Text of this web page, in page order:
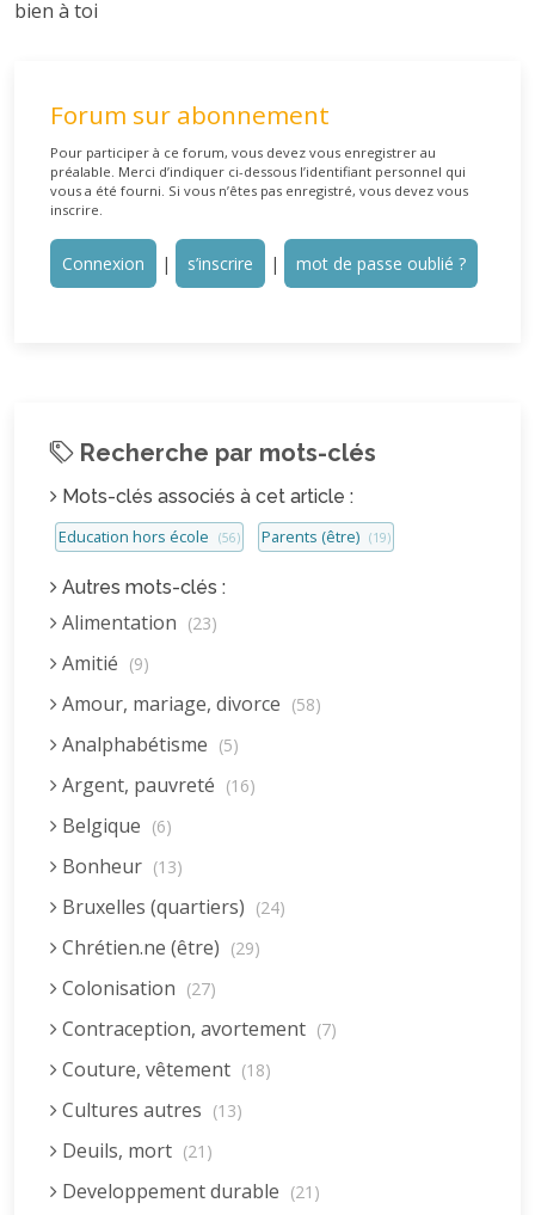
bien à toi
Forum sur abonnement
Pour participer à ce forum, vous devez vous enregistrer au
préalable. Merci d’indiquer ci-dessous l’identifiant personnel qui
vous a été fourni. Si vous n’êtes pas enregistré, vous devez vous
inscrire.
Connexion | s’inscrire | mot de passe oublié ?
Recherche par mots-clés
Mots-clés associés à cet article :
Education hors école (56) Parents (être) (19)
Autres mots-clés :
Alimentation (23)
Amitié (9)
Amour, mariage, divorce (58)
Analphabétisme (5)
Argent, pauvreté (16)
Belgique (6)
Bonheur (13)
Bruxelles (quartiers) (24)
Chrétien.ne (être) (29)
Colonisation (27)
Contraception, avortement (7)
Couture, vêtement (18)
Cultures autres (13)
Deuils, mort (21)
Developpement durable (21)